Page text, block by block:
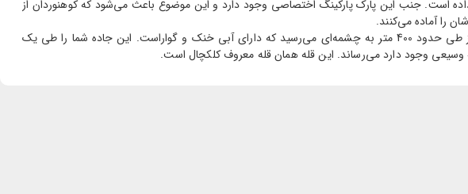
است. جنب این پارک پارکینگ اختصاصی وجود دارد و این موضوع باعث می‌شود که کوهنوردان از
را آماده می‌کنند.
برای صعود به کلکچال کافیست که به ضلع غربی پارک بروید و جاده سنگفرشی که در این قسمت وجود دارد را دنبال کنید. پس از طی حدود 400 متر به چشمه‌ای می‌رسید که دارای آبی خنک و گواراست. این جاده شما را طی یک